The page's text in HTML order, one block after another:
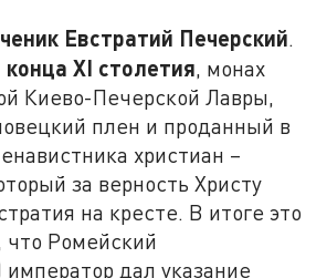
Евстратий Печерский.
концаXI столетия, монах
Киево-Печерской Лавры,
плен и проданный в
христиан –
за верность Христу
на кресте. В итоге это
что Ромейский
дал указание